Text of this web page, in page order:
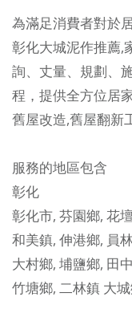
為滿足消費者對於
彰化大城泥作推薦,
詢、丈量、規劃、
程，提供全方位居
舊屋改造,舊屋翻新
服務的地區包含
彰化
彰化市, 芬園鄉, 花
和美鎮, 伸港鄉, 員
大村鄉, 埔鹽鄉, 田
竹塘鄉, 二林鎮 大